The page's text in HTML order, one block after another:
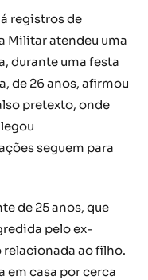
registros de
Militar atendeu uma
durante uma festa
de 26 anos, afirmou
pretexto, onde
seguem para
de 25 anos, que
pelo ex-
ao filho.
em casa por cerca